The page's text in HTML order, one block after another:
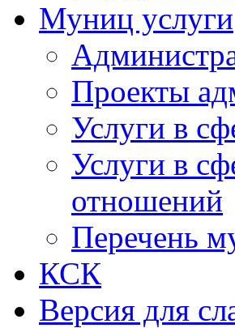
Муниц услуги
Проекты
Услуги в
Услуги в
отношений
Перечень
КСК
Версия для